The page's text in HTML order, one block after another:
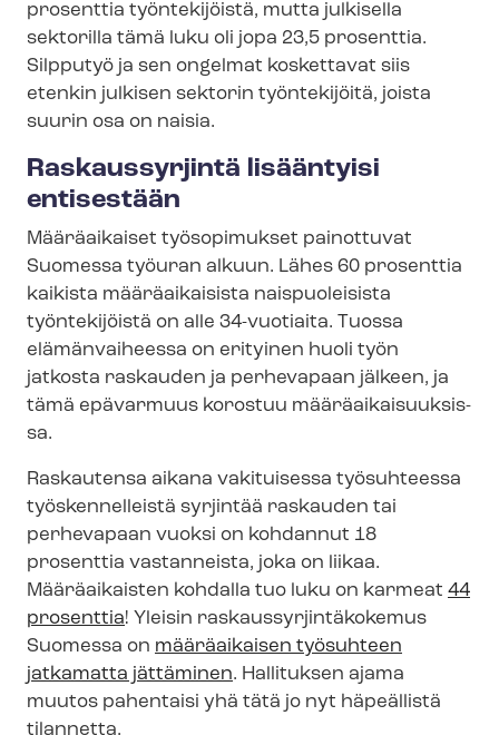
prosenttia työntekijöistä, mutta julkisella
sektorilla tämä luku oli jopa 23,5 prosenttia.
Silpputyö ja sen ongelmat koskettavat siis
etenkin julkisen sektorin työntekijöitä, joista
suurin osa on naisia.
Raskaussyrjintä lisääntyisi
entisestään
Määräaikaiset työsopimukset painottuvat
Suomessa työuran alkuun. Lähes 60 prosenttia
kaikista määräaikaisista naispuoleisista
työntekijöistä on alle 34-vuotiaita. Tuossa
elämänvaiheessa on erityinen huoli työn
jatkosta raskauden ja perhevapaan jälkeen, ja
tämä epävarmuus korostuu mää­rä­ai­kai­suuk­sis­
sa.
Raskautensa aikana vakituisessa työsuhteessa
työskennelleistä syrjintää raskauden tai
perhevapaan vuoksi on kohdannut 18
prosenttia vastanneista, joka on liikaa.
Määräaikaisten kohdalla tuo luku on karmeat 44
prosenttia! Yleisin ras­kaus­syr­jin­tä­ko­ke­mus
Suomessa on määräaikaisen työsuhteen
jatkamatta jättäminen. Hallituksen ajama
muutos pahentaisi yhä tätä jo nyt häpeällistä
tilannetta.